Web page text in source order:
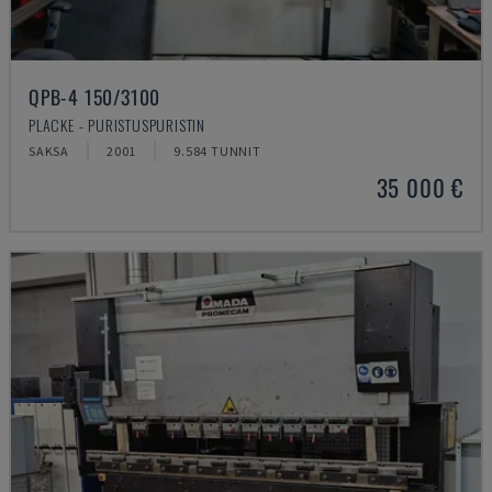
QPB-4 150/3100
PLACKE - PURISTUSPURISTIN
SAKSA 2001 9.584 TUNNIT
35 000 €